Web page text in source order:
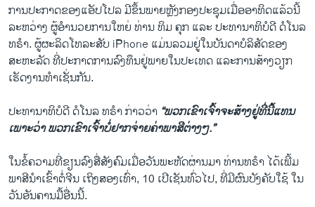
ການປະກາດຂອງແອັປໂປລ ມີຂຶ້ນພາຍຫຼັງກອງປະຊຸມເມື່ອອາທິດແລ້ວນີ້
ລະຫວ່າງ ຜູ້ອຳນວຍການໃຫຍ່ ທ່ານ ທິມ ຄຸກ ແລະ ປະທານາທິບໍດີ ດໍໂນລ
ທຣຳ. ຜູ້ຜະລິດໂທລະສັບ iPhone ແມ່ນລວມຢູ່ໃນບັນດາບໍລິສັດຂອງ
ສະຫະລັດ ທີ່ປະກາດການລົງທຶນຢູ່ພາຍໃນປະເທດ ແລະການສ້າງວຽກ
ເຮັດງານທຳເຊັ່ນກັນ.
ປະທານາທິບໍດີ ດໍໂນລ ທຣຳ ກ່າວວ່າ “ພວກເຂົາເຈົ້າຈະສ້າງຢູ່ທີ່ນີ້ແທນ
ເພາະວ່າ ພວກເຂົາເຈົ້າບໍ່ຢາກຈ່າຍຄ່າພາສີຕ່າງໆ.”
ໃນຂໍ້ຄວາມທີ່ຂຽນລົງສື່ສັງຄົມເມື່ອວັນພະຫັດຜ່ານມາ ທ່ານທຣຳ ໄດ້ເພີ້ມ
ພາສີນຳເຂົ້າຕໍ່ຈີນ ເຖິງສອງເທົ່າ, 10 ເປີເຊັນທົ່ວໄປ, ທີ່ມີຜົນບັງຄັບໃຊ້ ໃນ
ວັນອັນຄານມື້ອື່ນນີ້.